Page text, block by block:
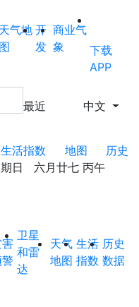
天气地
图
开
发
商业气
象
下载
APP
最近 中文
生活指数 地图
历史
日 六月廿七 丙午
害
卫星
和雷
达
天气
地图
生活
指数
历史
数据